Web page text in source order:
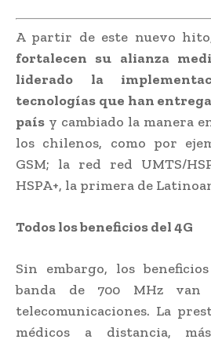
A partir de este nuevo
fortalecen su alianza
liderado la
tecnologías que han
país y cambiado la manera
los chilenos, como por
GSM; la red red UMTS/
HSPA+, la primera de
Todos los beneficios del 4G
Sin embargo, los
banda de 700 MHz
telecomunicaciones. La
médicos a distancia,